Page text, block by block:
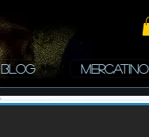
BLOG MERCATINO